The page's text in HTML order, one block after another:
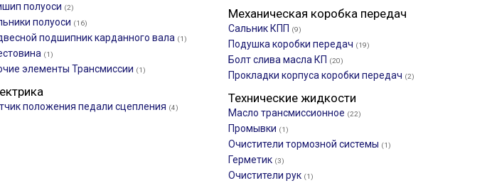
полуоси (2)
полуоси (16)
подшипник карданного вала (1)
(1)
элементы Трансмиссии (1)
Механическая коробка передач
Сальник КПП (9)
Подушка коробки передач (19)
Болт слива масла КП (20)
Прокладки корпуса коробки передач (2)
положения педали сцепления (4)
Технические жидкости
Масло трансмиссионное (22)
Промывки (1)
Очистители тормозной системы (1)
Герметик (3)
Очистители рук (1)